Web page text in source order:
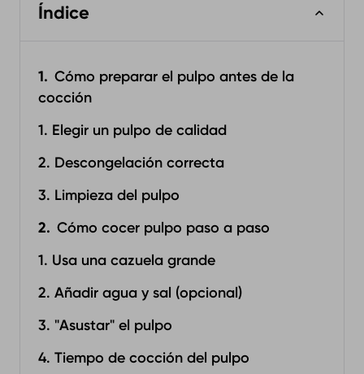
Índice
Cómo preparar el pulpo antes de la
cocción
1. Elegir un pulpo de calidad
2. Descongelación correcta
3. Limpieza del pulpo
Cómo cocer pulpo paso a paso
1. Usa una cazuela grande
2. Añadir agua y sal (opcional)
3. "Asustar" el pulpo
4. Tiempo de cocción del pulpo